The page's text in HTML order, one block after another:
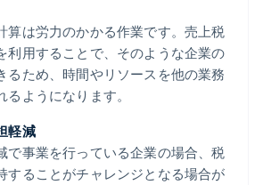
算は労力のかかる作業です。売上税
利用することで、そのような企業の
るため、時間やリソースを他の業務
るようになります。
軽減
で事業を行っている企業の場合、税
することがチャレンジとなる場合が